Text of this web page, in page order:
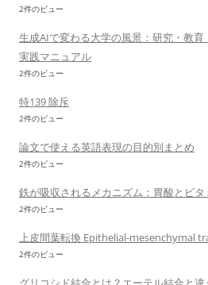
2件のビュー
生成AIで変わる大学の風景：研究・教
実践マニュアル
2件のビュー
特139 除斥
2件のビュー
論文で使える英語表現の目的別まとめ
2件のビュー
鉄が吸収されるメカニズム：胃酸とビ
2件のビュー
上皮間葉転換 Epithelial-mesenchymal
2件のビュー